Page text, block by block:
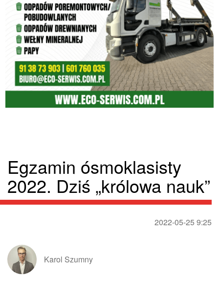
Egzamin ósmoklasisty
2022. Dziś „królowa nauk”
2022-05-25 9:25
Karol Szumny